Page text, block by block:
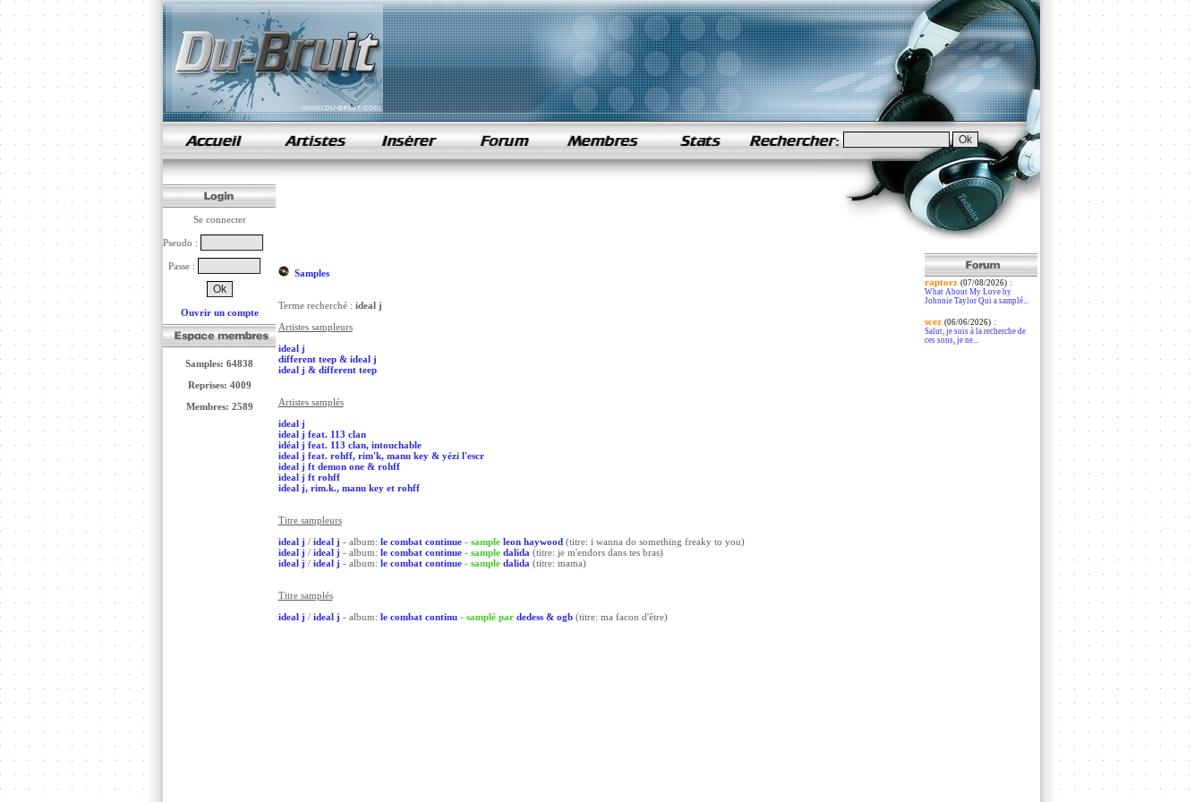
samples de rap
Se connecter
Pseudo :
Passe :
Ouvrir un compte
Samples: 64838
Reprises: 4009
Membres: 2589
Samples
Terme recherché : ideal j
Artistes sampleurs
ideal j
different teep & ideal j
ideal j & different teep
Artistes samplés
ideal j
ideal j feat. 113 clan
idéal j feat. 113 clan, intouchable
ideal j feat. rohff, rim'k, manu key & yézi l'escr
ideal j ft demon one & rohff
ideal j ft rohff
ideal j, rim.k., manu key et rohff
Titre sampleurs
ideal j / ideal j - album: le combat continue - sample leon haywood(titre: i wanna do something freaky to you)
ideal j / ideal j - album: le combat continue - sample dalida (titre: je m'endors dans tes bras)
ideal j / ideal j - album: le combat continue - sample dalida (titre: mama)
Titre samplés
ideal j / ideal j - album: le combat continu - samplé par dedess & ogb(titre: ma facon d'être)
raptorz (07/08/2026):
What About My Love by
Johnnie Taylor Qui a samplé...
scez (06/06/2026):
Salut, je suis à la recherche de
ces sons, je ne...